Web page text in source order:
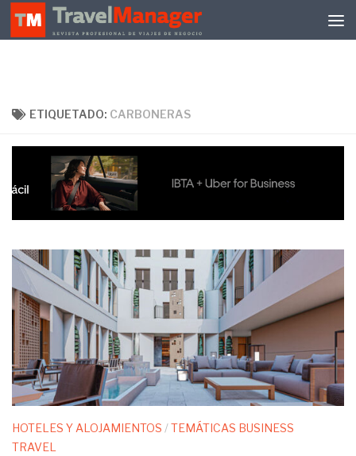
Debajo del contenido
ETIQUETADO: CARBONERAS
HOTELES Y ALOJAMIENTOS /TEMÁTICAS BUSINESS
TRAVEL